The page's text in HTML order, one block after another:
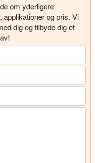
om yderligere
og pris. Vi
dig og tilbyde dig et